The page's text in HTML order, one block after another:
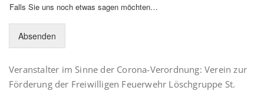
Falls Sie uns noch etwas sagen möchten…
Absenden
Veranstalter im Sinne der Corona-Verordnung: Verein zur
Förderung der Freiwilligen Feuerwehr Löschgruppe St.